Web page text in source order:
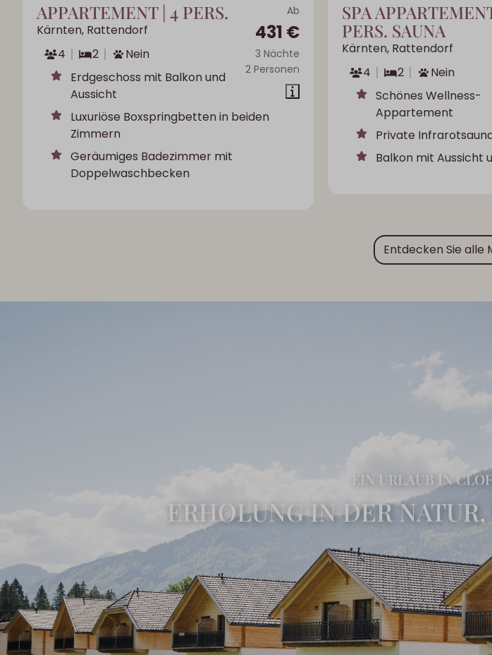
Ab
431 €
3 Nächte
2 Personen
APPARTEMENT | 4 PERS.
Kärnten, Rattendorf
4
2
Nein
Erdgeschoss mit Balkon und
Aussicht
Luxuriöse Boxspringbetten in beiden
Zimmern
Geräumiges Badezimmer mit
Doppelwaschbecken
SPA
PERS. SAUNA
Kärnten, Rattendorf
4
2
Nein
Schönes Wellness-
Appartement
Private
Balkon mit Aussicht
Entdecken Sie alle
EIN URLAUB IN
ERHOLUNG IN DER